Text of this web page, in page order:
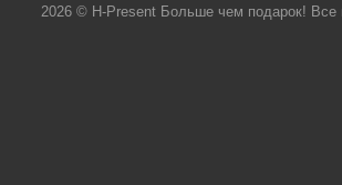
2026 © H-Present Больше чем подарок!